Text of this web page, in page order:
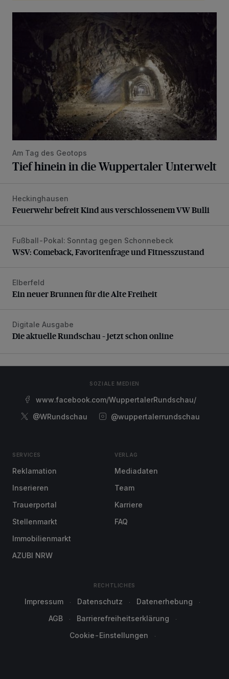
Am Tag des Geotops
Tief hinein in die Wuppertaler Unterwelt
Feuerwehr befreit Kind aus verschlossenem VW Bulli
Heckinghausen
Feuerwehr befreit Kind aus verschlossenem VW Bulli
WSV: Comeback, Favoritenfrage und Fitnesszustand
Fußball-Pokal: Sonntag gegen Schonnebeck
WSV: Comeback, Favoritenfrage und Fitnesszustand
Ein neuer Brunnen für die Alte Freiheit
Elberfeld
Ein neuer Brunnen für die Alte Freiheit
Die aktuelle Rundschau – jetzt schon online
Digitale Ausgabe
Die aktuelle Rundschau – jetzt schon online
SOZIALE MEDIEN
www.facebook.com/WuppertalerRundschau/
@WRundschau
@wuppertalerrundschau
SERVICES
Reklamation
Inserieren
Trauerportal
Stellenmarkt
Immobilienmarkt
AZUBI NRW
VERLAG
Mediadaten
Team
Karriere
FAQ
RECHTLICHES
Impressum Datenschutz
Datenerhebung
AGB
Barrierefreiheitserklärung
Cookie-Einstellungen